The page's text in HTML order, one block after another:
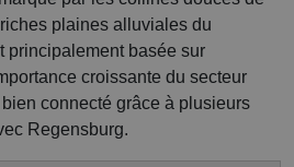
plaines alluviales du
principalement basée sur
croissante du secteur
connecté grâce à plusieurs
Regensburg.